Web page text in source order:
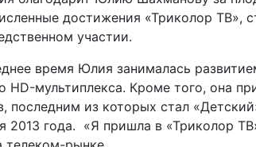
достижения «Триколор ТВ»,
участии.
время Юлия занималась
HD-мультиплекса. Кроме того, она
последним из которых стал
2013 года. «Я пришла в «Триколор